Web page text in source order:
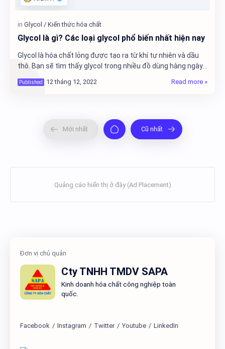
Glycol là gì? Các loại glycol phổ biến nhất hiện nay
Glycol là hóa chất lỏng được tạo ra từ khí tự nhiên và dầu
thô. Bạn sẽ tìm thấy glycol trong nhiều đồ dùng hàng ngày
Cty TNHH TMDV SAPA
Kinh doanh hóa chất công nghiệp toàn
quốc.